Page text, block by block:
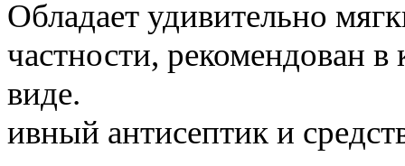
Обладает удивительно
частности, рекомендован в
виде.
ивный антисептик и